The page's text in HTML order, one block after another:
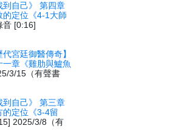
到自己》 第四章
的定位《4-1大師
音 [0:16]
代宮廷御醫傳奇】
章《雞肋與鱸魚
3/15（有聲書
到自己》 第三章
的定位《3-4留
2025/3/8（有